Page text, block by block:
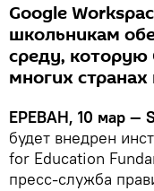
Google
школьникам
среду, которую
многих
ЕРЕВАН, 10 мар —
будет внедрен
for Education
пресс-служба